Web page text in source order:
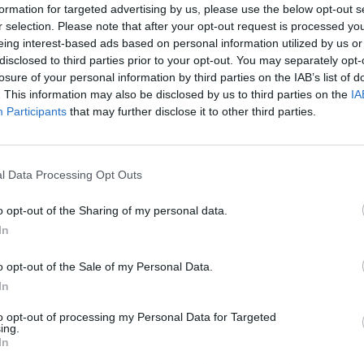
for targeted advertising by us, please use the below opt-out
selection. Please note that after your opt-out request is processed
interest-based ads based on personal information utilized by us
to third parties prior to your opt-out. You may separately
of your personal information by third parties on the IAB’s list of
This information may also be disclosed by us to third parties on the
Participants that may further disclose it to other third parties.
Data Processing Opt Outs
opt-out of the Sharing of my personal data.
opt-out of the Sale of my Personal Data.
opt-out of processing my Personal Data for Targeted
że lanowy debiut w barwach słynnej
młody Polak miewał lepsze i gorsze momenty,
już gracz Betclic Apogee Esports poradzi sobie, gdy w
"NEO" Kubskiego zadanie bynajmniej nie łatwe. Po
krok po kroku zdaje się wychodzić na prostą, a
BLAST Open 2025 Season 2 zainauguruje
że Myszy byłby murowanym faworytem tej pary.
mysią reputację. Tymczasem M80 w sieci
internet internetem, a lan lanem i nadal to MOUZ
zaskoczenie i tak należy brać pod uwagę.
Open 2025 Season 2: